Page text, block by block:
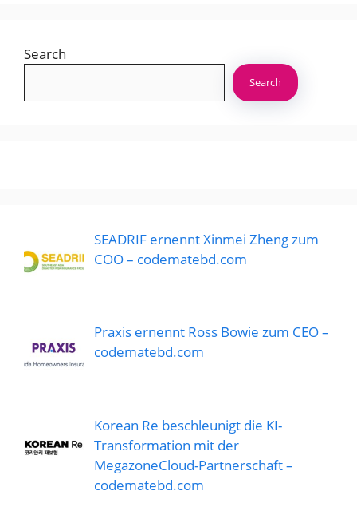
Search
Search
SEADRIF ernennt Xinmei Zheng zum
COO – codematebd.com
Praxis ernennt Ross Bowie zum CEO –
codematebd.com
Korean Re beschleunigt die KI-
Transformation mit der
MegazoneCloud-Partnerschaft –
codematebd.com